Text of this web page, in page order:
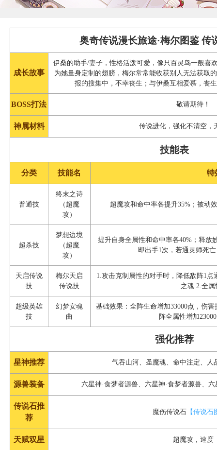
奥奇传说漫长旅途·梅尔图鉴 传
成长故事
伊桑的助手/妻子，性格活泼可爱，像只百灵鸟一般喜
为她量身定制的翅膀，梅尔常常能收获别人无法获取
报的搜集中，不幸丧生；与伊桑互相爱慕，丧
BOSS打法 敬请期待！
神属材料 传说进化，强化不清空，
技能表
分类 技能名 特
普通技
终末之诗
（超魔
攻）
超魔攻和命中率各提升35%；被动
超杀技
梦想边境
（超魔
攻）
提升自身全属性和命中率各40%；释放
即出手1次，若通灵师死
天启传说
技
梅尔天启
传说技
1.攻击克制属性的对手时，降低敌阵1
之魂 2.全属
超级英雄
技
幻梦安魂
曲
基础效果：全阵生命增加33000点，伤
阵全属性增加
强化推荐
星神推荐 气吞山河、圣魔魂、命中注定、人
源兽装备 六星神·食梦者源兽、六星神·食梦者源兽、
传说石推
荐
魔伤传说石 【传说石
天赋双星 超魔攻，速度